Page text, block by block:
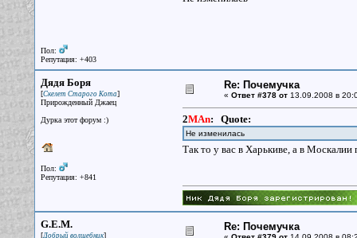
Пол:
Репутация: +403
Дядя Боря
[Скелет Старого Кота]
Прирожденный Джаец
Дурка этот форум :)
Пол:
Репутация: +841
Re: Почемучка
« Ответ #378 от13.09.2008 в
2MAn: Quote:
Не изменилась
Так то у вас в Харькиве, а в
G.E.M.
[Добрый волшебник]
Re: Почемучка